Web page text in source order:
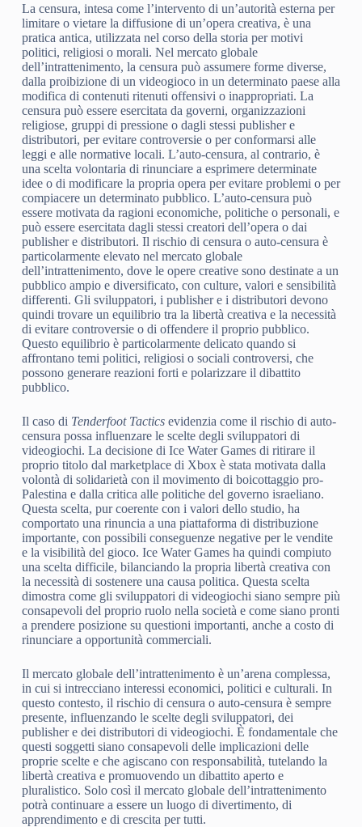
La censura, intesa come l’intervento di un’autorità esterna per
limitare o vietare la diffusione di un’opera creativa, è una
pratica antica, utilizzata nel corso della storia per motivi
politici, religiosi o morali. Nel mercato globale
dell’intrattenimento, la censura può assumere forme diverse,
dalla proibizione di un videogioco in un determinato paese alla
modifica di contenuti ritenuti offensivi o inappropriati. La
censura può essere esercitata da governi, organizzazioni
religiose, gruppi di pressione o dagli stessi publisher e
distributori, per evitare controversie o per conformarsi alle
leggi e alle normative locali. L’auto-censura, al contrario, è
una scelta volontaria di rinunciare a esprimere determinate
idee o di modificare la propria opera per evitare problemi o per
compiacere un determinato pubblico. L’auto-censura può
essere motivata da ragioni economiche, politiche o personali, e
può essere esercitata dagli stessi creatori dell’opera o dai
publisher e distributori. Il rischio di censura o auto-censura è
particolarmente elevato nel mercato globale
dell’intrattenimento, dove le opere creative sono destinate a un
pubblico ampio e diversificato, con culture, valori e sensibilità
differenti. Gli sviluppatori, i publisher e i distributori devono
quindi trovare un equilibrio tra la libertà creativa e la necessità
di evitare controversie o di offendere il proprio pubblico.
Questo equilibrio è particolarmente delicato quando si
affrontano temi politici, religiosi o sociali controversi, che
possono generare reazioni forti e polarizzare il dibattito
pubblico.
Il caso di Tenderfoot Tacticsevidenzia come il rischio di auto-
censura possa influenzare le scelte degli sviluppatori di
videogiochi. La decisione di Ice Water Games di ritirare il
proprio titolo dal marketplace di Xbox è stata motivata dalla
volontà di solidarietà con il movimento di boicottaggio pro-
Palestina e dalla critica alle politiche del governo israeliano.
Questa scelta, pur coerente con i valori dello studio, ha
comportato una rinuncia a una piattaforma di distribuzione
importante, con possibili conseguenze negative per le vendite
e la visibilità del gioco. Ice Water Games ha quindi compiuto
una scelta difficile, bilanciando la propria libertà creativa con
la necessità di sostenere una causa politica. Questa scelta
dimostra come gli sviluppatori di videogiochi siano sempre più
consapevoli del proprio ruolo nella società e come siano pronti
a prendere posizione su questioni importanti, anche a costo di
rinunciare a opportunità commerciali.
Il mercato globale dell’intrattenimento è un’arena complessa,
in cui si intrecciano interessi economici, politici e culturali. In
questo contesto, il rischio di censura o auto-censura è sempre
presente, influenzando le scelte degli sviluppatori, dei
publisher e dei distributori di videogiochi. È fondamentale che
questi soggetti siano consapevoli delle implicazioni delle
proprie scelte e che agiscano con responsabilità, tutelando la
libertà creativa e promuovendo un dibattito aperto e
pluralistico. Solo così il mercato globale dell’intrattenimento
potrà continuare a essere un luogo di divertimento, di
apprendimento e di crescita per tutti.